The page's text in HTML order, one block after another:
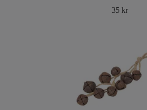
35 kr